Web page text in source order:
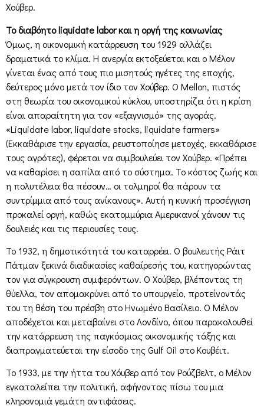
Χούβερ.
Το διαβόητο liquidate labor και η οργή της κοινωνίας
Όμως, η οικονομική κατάρρευση του 1929 αλλάζει
δραματικά το κλίμα. Η ανεργία εκτοξεύεται και ο Μέλον
γίνεται ένας από τους πιο μισητούς ηγέτες της εποχής,
δεύτερος μόνο μετά τον ίδιο τον Χούβερ. Ο Mellon, πιστός
στη θεωρία του οικονομικού κύκλου, υποστηρίζει ότι η κρίση
είναι απαραίτητη για τον «εξαγνισμό» της αγοράς.
«Liquidate labor, liquidate stocks, liquidate farmers»
(Εκκαθάρισε την εργασία, ρευστοποίησε μετοχές, εκκαθάρισε
τους αγρότες), φέρεται να συμβουλεύει τον Χούβερ. «Πρέπει
να καθαρίσει η σαπίλα από το σύστημα. Το κόστος ζωής και
η πολυτέλεια θα πέσουν… οι τολμηροί θα πάρουν τα
συντρίμμια από τους ανίκανους». Αυτή η κυνική προσέγγιση
προκαλεί οργή, καθώς εκατομμύρια Αμερικανοί χάνουν τις
δουλειές και τις περιουσίες τους.
Το 1932, η δημοτικότητά του καταρρέει. Ο βουλευτής Ράιτ
Πάτμαν ξεκινά διαδικασίες καθαίρεσής του, κατηγορώντας
τον για σύγκρουση συμφερόντων. Ο Χούβερ, βλέποντας τη
θύελλα, τον απομακρύνει από το υπουργείο, προτείνοντάς
του τη θέση του πρέσβη στο Ηνωμένο Βασίλειο. Ο Μέλον
αποδέχεται και μεταβαίνει στο Λονδίνο, όπου παρακολουθεί
την κατάρρευση της παγκόσμιας οικονομικής τάξης και
διαπραγματεύεται την είσοδο της Gulf Oil στο Κουβέιτ.
Το 1933, με την ήττα του Χόυβερ από τον Ρούζβελτ, ο Μέλον
εγκαταλείπει την πολιτική, αφήνοντας πίσω του μια
κληρονομιά γεμάτη αντιφάσεις.